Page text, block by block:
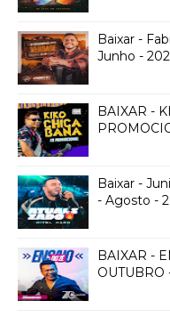
Baixar -
Junho -
BAIXAR -
Baixar -
- Agosto -
BAIXAR -
OUTUBRO